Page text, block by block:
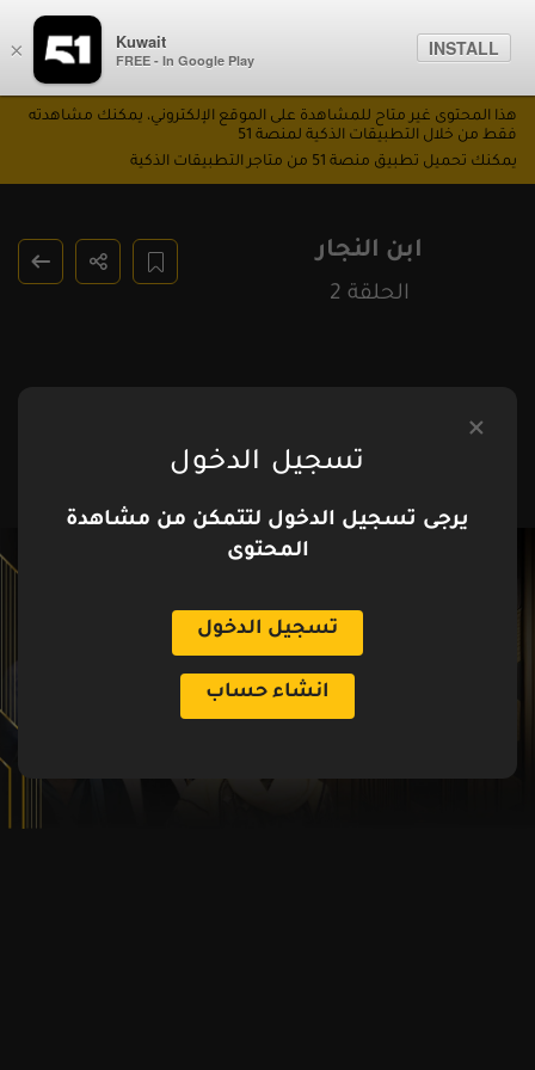
× Kuwait
FREE - In Google Play
INSTALL
ابن النجار
الحلقة 2
هذا المحتوى غير متاح للمشاهدة على الموقع الإلكتروني، يمكنك مشاهدته
فقط من خلال التطبيقات الذكية لمنصة 51
يمكنك تحميل تطبيق منصة 51 من متاجر التطبيقات الذكية
تسجيل الدخول
يرجى تسجيل الدخول لتتمكن من مشاهدة
المحتوى
تسجيل الدخول
انشاء حساب